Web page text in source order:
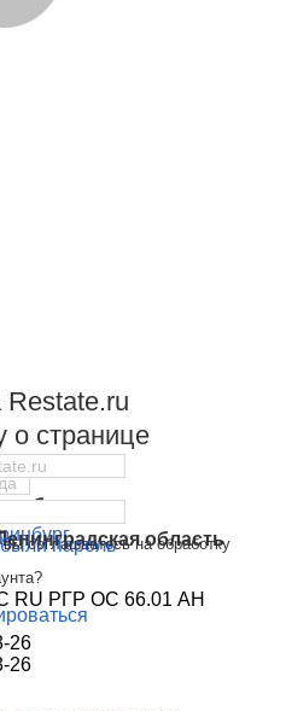
область
область
пароль
РГР ОС 66.01 АН
26
26
о странице
соглашаетесь на обработку